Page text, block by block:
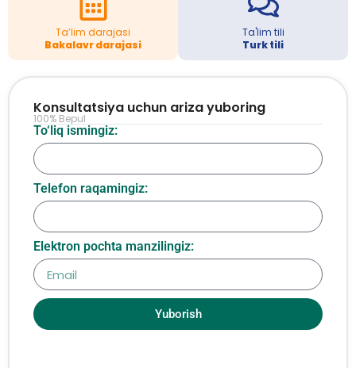
Ta’lim darajasi
Bakalavr darajasi
Ta'lim tili
Turk tili
To‘liq ismingiz:
Telefon raqamingiz:
Elektron pochta manzilingiz:
Yuborish
Konsultatsiya uchun ariza yuboring
100% Bepul